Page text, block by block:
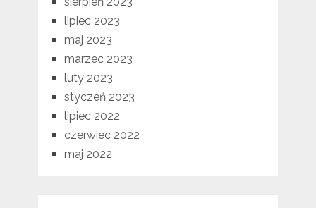
lipiec 2023
maj 2023
marzec 2023
luty 2023
styczeń 2023
lipiec 2022
czerwiec 2022
maj 2022